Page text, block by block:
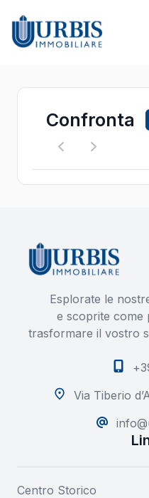
Confronta
Esplorate le
e scoprite come
trasformare il vostro
Via Tiberio
Centro Storico